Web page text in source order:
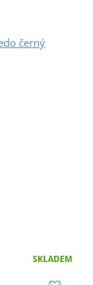
černý
SKLADEM